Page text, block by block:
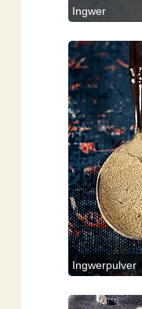
Ingwer
Ingwerpulver